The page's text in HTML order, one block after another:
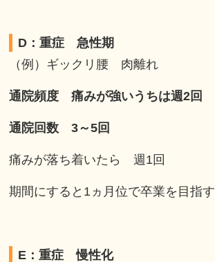
D：重症 急性期
（例）ギックリ腰 肉離れ
通院頻度 痛みが強いうちは週2回
通院回数 3～5回
痛みが落ち着いたら 週1回
期間にすると1ヵ月位で卒業を目指す
E：重症 慢性化